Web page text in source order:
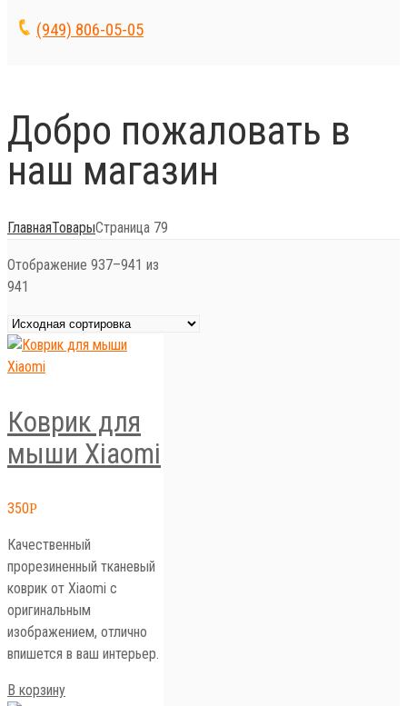
(949) 806-05-05
Добро пожаловать в
наш магазин
ГлавнаяТоварыСтраница 79
Отображение 937–941 из
941
Коврик для
мыши Xiaomi
350Р
Качественный
прорезиненный тканевый
коврик от Xiaomi с
оригинальным
изображением, отлично
впишется в ваш интерьер.
В корзину